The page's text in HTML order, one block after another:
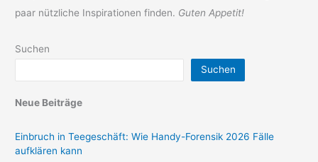
paar nützliche Inspirationen finden. Guten Appetit!
Suchen
Suchen
Neue Beiträge
Einbruch in Teegeschäft: Wie Handy-Forensik 2026 Fälle
aufklären kann